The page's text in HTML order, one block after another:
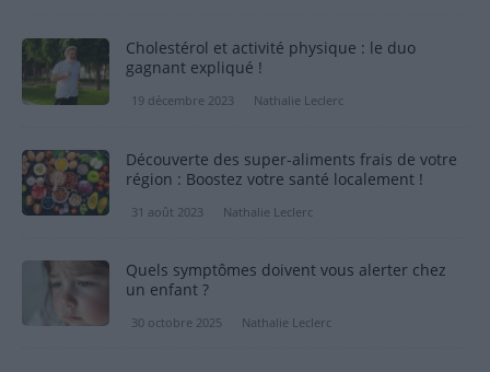
Cholestérol et activité physique : le duo
gagnant expliqué !
19 décembre 2023 Nathalie Leclerc
Découverte des super-aliments frais de votre
région : Boostez votre santé localement !
31 août 2023 Nathalie Leclerc
Quels symptômes doivent vous alerter chez
un enfant ?
30 octobre 2025 Nathalie Leclerc